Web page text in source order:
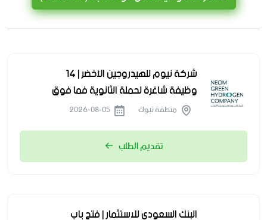
شركة نيوم للهيدروجين الأخضر | 14
وظيفة شاغرة لحملة الثانوية فما فوق
منطقة تبوك
تقديم الطلب
البنك السعودي للاستثمار | فتح باب